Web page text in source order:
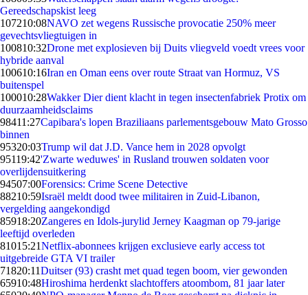
Gereedschapskist leeg
107210:08NAVO zet wegens Russische provocatie 250% meer
gevechtsvliegtuigen in
100810:32Drone met explosieven bij Duits vliegveld voedt vrees voor
hybride aanval
100610:16Iran en Oman eens over route Straat van Hormuz, VS
buitenspel
100010:28Wakker Dier dient klacht in tegen insectenfabriek Protix om
duurzaamheidsclaims
98411:27Capibara's lopen Braziliaans parlementsgebouw Mato Grosso
binnen
95320:03Trump wil dat J.D. Vance hem in 2028 opvolgt
95119:42'Zwarte weduwes' in Rusland trouwen soldaten voor
overlijdensuitkering
94507:00Forensics: Crime Scene Detective
88210:59Israël meldt dood twee militairen in Zuid-Libanon,
vergelding aangekondigd
85918:20Zangeres en Idols-jurylid Jerney Kaagman op 79-jarige
leeftijd overleden
81015:21Netflix-abonnees krijgen exclusieve early access tot
uitgebreide GTA VI trailer
71820:11Duitser (93) crasht met quad tegen boom, vier gewonden
65910:48Hiroshima herdenkt slachtoffers atoombom, 81 jaar later